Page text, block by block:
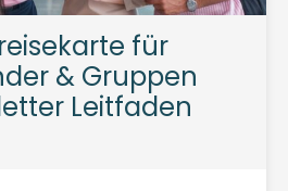
für
& Gruppen
Leitfaden